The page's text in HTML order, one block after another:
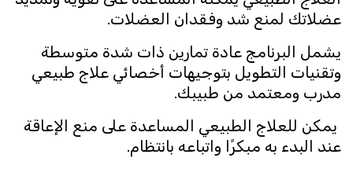
عضلاتك لمنع شد وفقدان العضلات.
يشمل البرنامج عادة تمارين ذات شدة متوسطة
وتقنيات التطويل بتوجيهات أخصائي علاج طبيعي
مدرب ومعتمد من طبيبك.
يمكن للعلاج الطبيعي المساعدة على منع الإعاقة
عند البدء به مبكرًا واتباعه بانتظام.